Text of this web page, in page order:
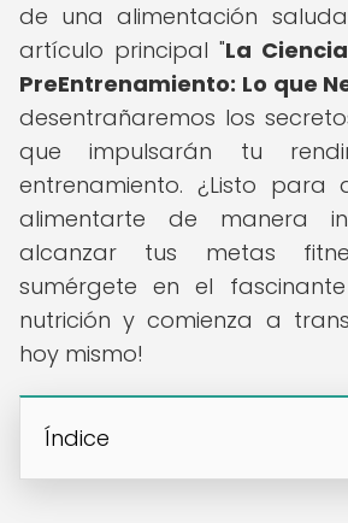
de una alimentación
artículo principal "La
PreEntrenamiento: Lo que
desentrañaremos los
que impulsarán tu
entrenamiento. ¿Listo para
alimentarte de manera
alcanzar tus metas
sumérgete en el
nutrición y comienza a
hoy mismo!
Índice